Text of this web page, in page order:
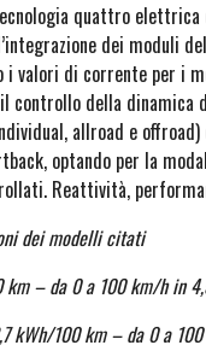
quattro
dei moduli
i valori di corrente per
della
allroad e
optando per la
Reattività,
dei modelli citati
– da 0 a 100 km/h in
kWh/100 km – da 0 a